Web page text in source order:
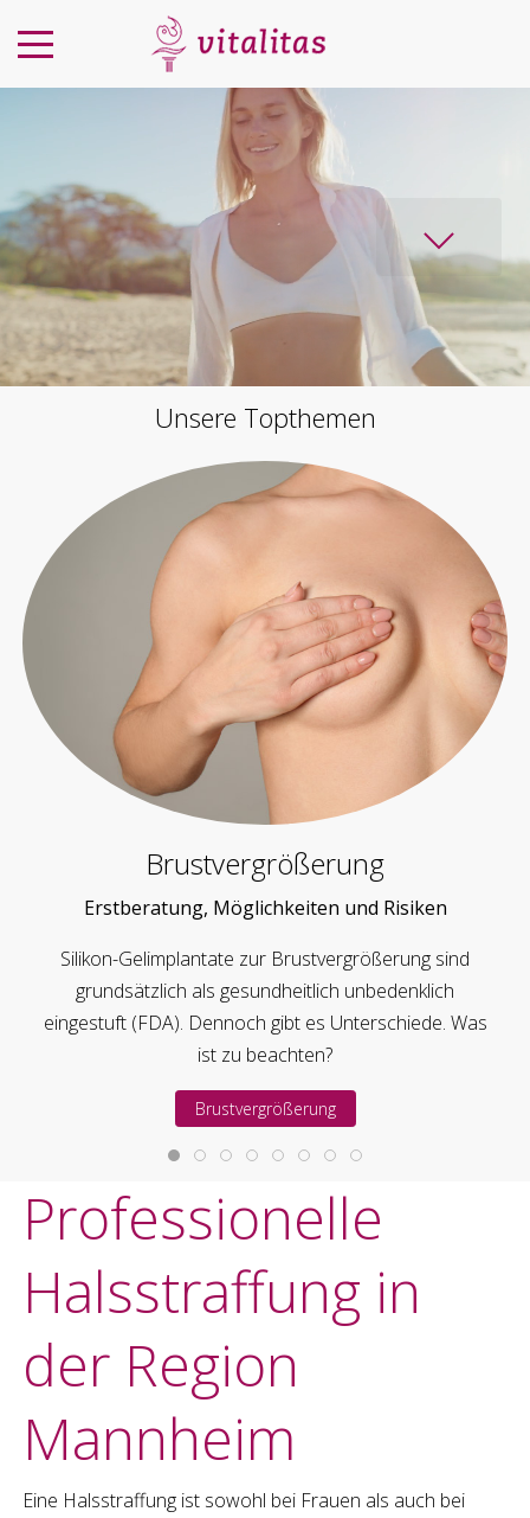
Unsere Topthemen
Brustvergrößerung
Erstberatung, Möglichkeiten und Risiken
Silikon-Gelimplantate zur Brustvergrößerung sind
grundsätzlich als gesundheitlich unbedenklich
eingestuft (FDA). Dennoch gibt es Unterschiede. Was
ist zu beachten?
Brustvergrößerung
Professionelle
Halsstraffung in
der Region
Mannheim
Eine Halsstraffung ist sowohl bei Frauen als auch bei